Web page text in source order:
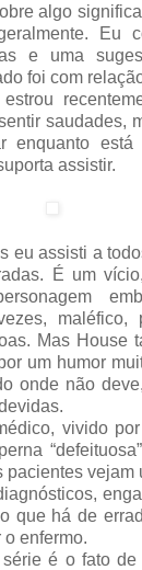
algo
Eu
e uma
foi com
saudades,
enquanto
assistir.
eu assisti a
É um
maléfico,
Mas House
um humor
onde não
vivido
pacientes vejam
que há de
enfermo.
é o fato